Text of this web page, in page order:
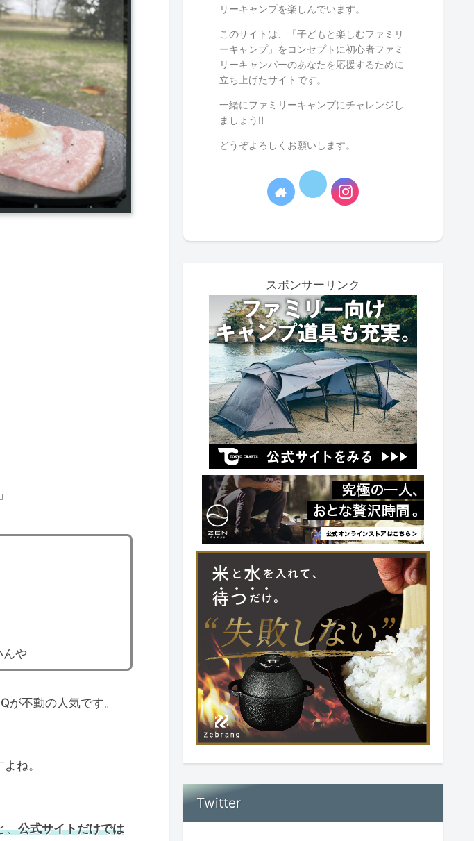
んや
不動の人気です。
ね。
、公式サイトだけでは
リーキャンプを楽しんでいます。
このサイトは、「子どもと楽しむファミリ
ーキャンプ」をコンセプトに初心者ファミ
リーキャンパーのあなたを応援するために
立ち上げたサイトです。
一緒にファミリーキャンプにチャレンジし
ましょう!!
どうぞよろしくお願いします。
スポンサーリンク
Twitter